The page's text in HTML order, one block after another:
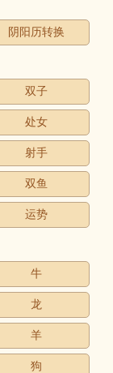
阴阳历转换
双子
处女
射手
双鱼
运势
牛
龙
羊
狗